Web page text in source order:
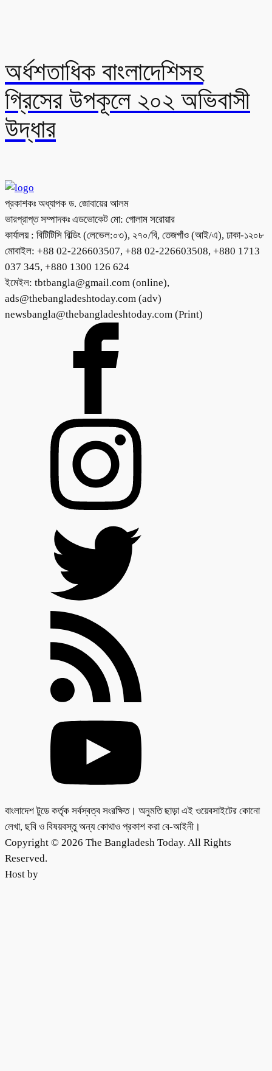
অর্ধশতাধিক বাংলাদেশিসহ
গ্রিসের উপকূলে ২০২ অভিবাসী
উদ্ধার
প্রকাশকঃ অধ্যাপক ড. জোবায়ের আলম
ভারপ্রাপ্ত সম্পাদকঃ এডভোকেট মো: গোলাম সরোয়ার
কার্যালয় : বিটিটিসি বিল্ডিং (লেভেল:০৩), ২৭০/বি, তেজগাঁও (আই/এ), ঢাকা-১২০৮
মোবাইল: +88 02-226603507, +88 02-226603508, +880 1713
037 345, +880 1300 126 624
ইমেইল: tbtbangla@gmail.com (online),
ads@thebangladeshtoday.com (adv)
newsbangla@thebangladeshtoday.com (Print)
বাংলাদেশ টুডে কর্তৃক সর্বস্বত্ব সংরক্ষিত। অনুমতি ছাড়া এই ওয়েবসাইটের কোনো
লেখা, ছবি ও বিষয়বস্তু অন্য কোথাও প্রকাশ করা বে-আইনী।
Copyright © 2026 The Bangladesh Today. All Rights
Reserved.
Host by